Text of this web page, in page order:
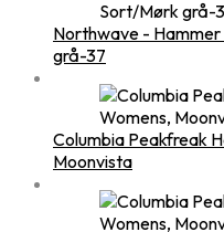
Northwave -
grå-37
Columbia Peakfreak
Moonvista